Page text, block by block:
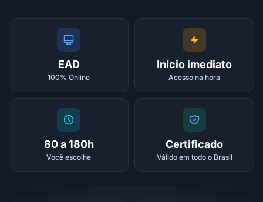
EAD
100% Online
Início imediato
Acesso na hora
80 a 180h
Você escolhe
Certificado
Válido em todo o Brasil